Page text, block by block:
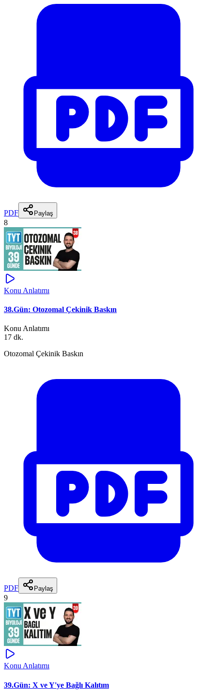
PDF Paylaş
8
Konu Anlatımı
38.Gün: Otozomal Çekinik Baskın
Konu Anlatımı
17 dk.
Otozomal Çekinik Baskın
PDF Paylaş
9
Konu Anlatımı
39.Gün: X ve Y'ye Bağlı Kalıtım